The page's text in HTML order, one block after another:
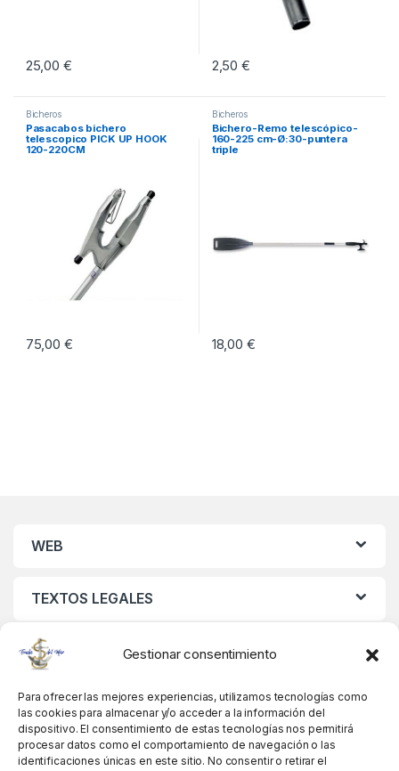
Gestionar consentimiento
Para ofrecer las mejores experiencias, utilizamos tecnologías como
las cookies para almacenar y/o acceder a la información del
dispositivo. El consentimiento de estas tecnologías nos permitirá
procesar datos como el comportamiento de navegación o las
identificaciones únicas en este sitio. No consentir o retirar el
25,00 €
Este producto tiene múltiples variantes. Las opciones se pueden
2,50€
Bicheros
Pasacabos bichero
telescopico PICK UP HOOK
120-220CM
75,00 €
Bicheros
Bichero-Remo telescópico-
160-225 cm-Ø:30-puntera
triple
18,00 €
WEB
TEXTOS LEGALES
MIS DATOS